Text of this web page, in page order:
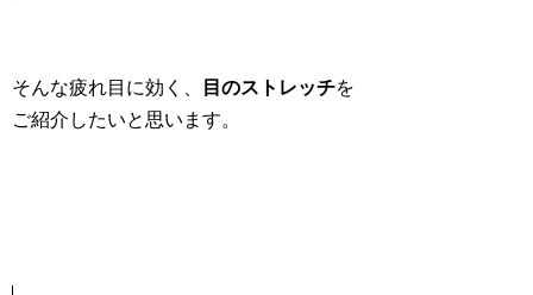
そんな疲れ目に効く、 目のストレッチを
ご紹介したいと思います。